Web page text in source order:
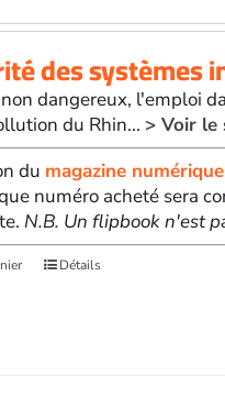
des systèmes
dangereux, l'emploi
du Rhin... > Voir le
du magazine numérique
numéro acheté sera
N.B. Un flipbook n'est
Détails